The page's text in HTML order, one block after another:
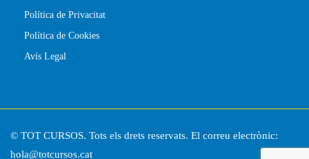
Política de Privacitat
Política de Cookies
Avís Legal
© TOT CURSOS. Tots els drets reservats. El correu electrònic:
hola@totcursos.cat